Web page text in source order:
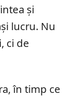
și
lucru. Nu
ci de
în timp ce